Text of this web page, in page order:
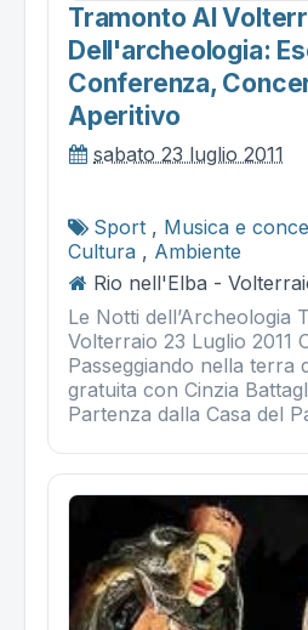
Tramonto Al
Dell'archeologia:
Conferenza,
Aperitivo
sabato 23 luglio 2011
Sport , Musica e
Cultura , Ambiente
Rio nell'Elba -
Le Notti dell’Archeologia
Volterraio 23 Luglio 2011
Passeggiando nella terra
gratuita con Cinzia
Partenza dalla Casa del